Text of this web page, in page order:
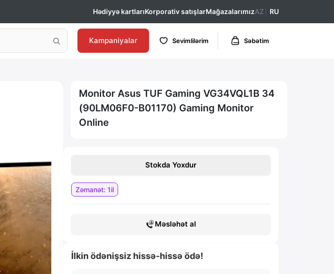
Hədiyyə kartlarıKorporativ satışlarMağazalarımızAZ RU
Kampaniyalar Sevimlilərim Səbətim
Monitor Asus TUF Gaming VG34VQL1B 34
(90LM06F0-B01170) Gaming Monitor
Online
Stokda Yoxdur
Zəmanət: 1il
Məsləhət al
İlkin ödənişsiz hissə-hissə ödə!